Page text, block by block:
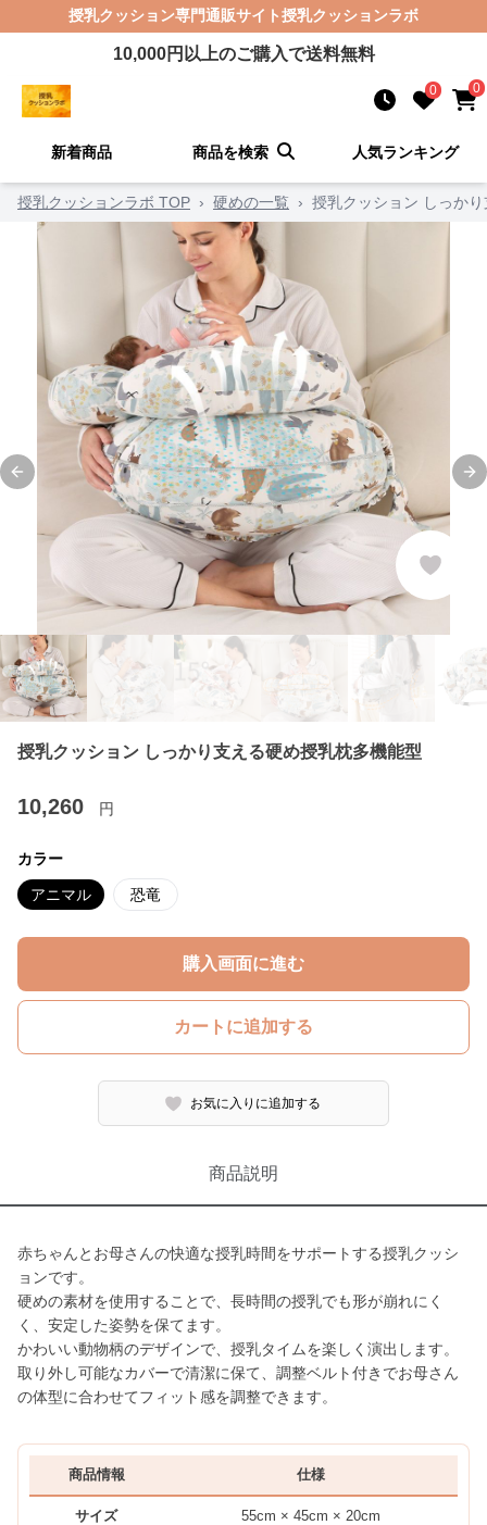
授乳クッション専門通販サイト授乳クッションラボ
10,000円以上のご購入で送料無料
0 0
新着商品 商品を検索 人気ランキング
授乳クッションラボ TOP › 硬めの一覧 › 授乳クッション しっか
Previous slide
授乳クッション しっかり支える硬め授乳枕多機能型
10,260 円
カラー
アニマル 恐竜
購入画面に進む
カートに追加する
お気に入りに追加する
商品説明
赤ちゃんとお母さんの快適な授乳時間をサポートする授乳クッシ
ョンです。
硬めの素材を使用することで、長時間の授乳でも形が崩れにく
く、安定した姿勢を保てます。
かわいい動物柄のデザインで、授乳タイムを楽しく演出します。
取り外し可能なカバーで清潔に保て、調整ベルト付きでお母さん
の体型に合わせてフィット感を調整できます。
商品情報 仕様
サイズ 55cm × 45cm × 20cm